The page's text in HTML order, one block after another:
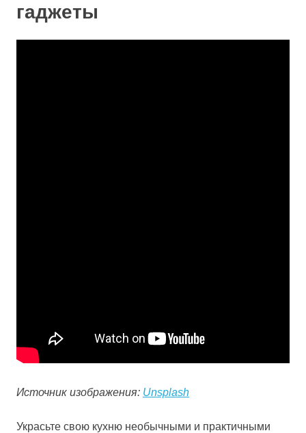
гаджеты
Источник изображения: Unsplash
Украсьте свою кухню необычными и практичными